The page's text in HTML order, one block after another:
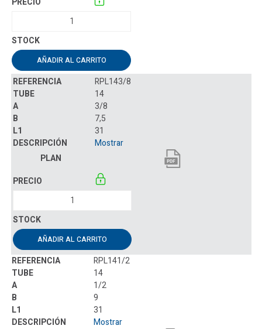
AÑADIR AL CARRITO
RPL143/8
14
3/8
7,5
31
Mostrar
AÑADIR AL CARRITO
RPL141/2
14
1/2
9
31
Mostrar